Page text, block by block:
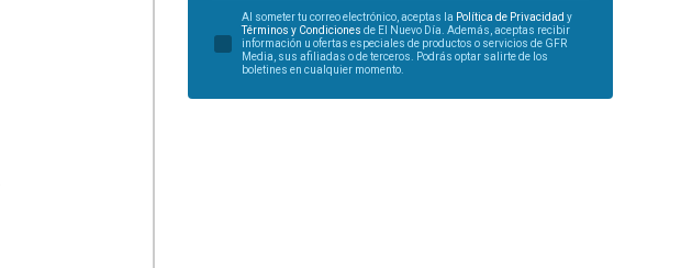
Al someter tu correo electrónico, aceptas la Política de Privacidad y
Términos y Condiciones de El Nuevo Día. Además, aceptas recibir
información u ofertas especiales de productos o servicios de GFR
Media, sus afiliadas o de terceros. Podrás optar salirte de los
boletines en cualquier momento.